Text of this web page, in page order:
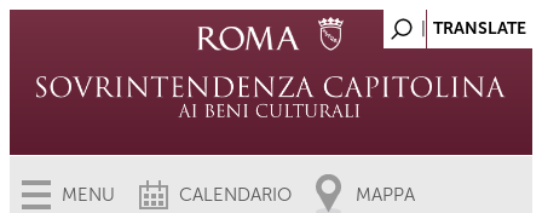
MENU CALENDARIO MAPPA